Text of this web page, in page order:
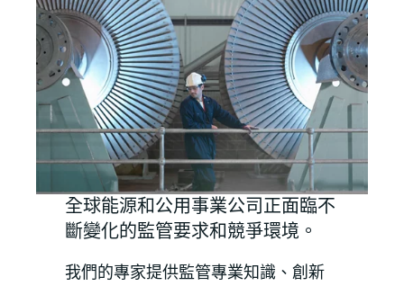
全球能源和公用事業公司正面臨不
斷變化的監管要求和競爭環境。
我們的專家提供監管專業知識、創新